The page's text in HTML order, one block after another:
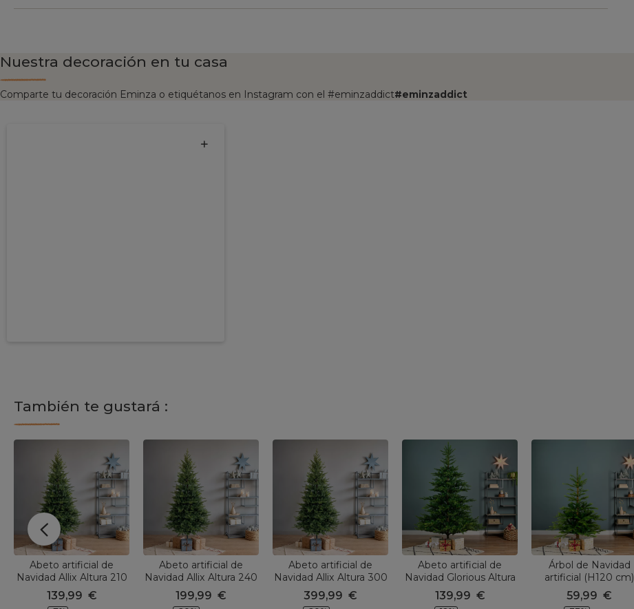
Nuestra decoración en tu casa
Comparte tu decoración Eminza o etiquétanos en Instagram con el #eminzaddict
i
n
r
d
p
o
r
También te gustará :
Abeto artificial de
Navidad Allix Altura 210
cm Verde
139,99 €
Abeto artificial de
Navidad Allix Altura 240
cm Verde
199,99 €
Abeto artificial de
Navidad Allix Altura 300
cm Verde
399,99 €
Abeto artificial de
Navidad Glorious Altura
180 cm Verde
139,99 €
Árbol de Navidad
artificial (H120 cm)
Glorious Verde abeto
59,99 €